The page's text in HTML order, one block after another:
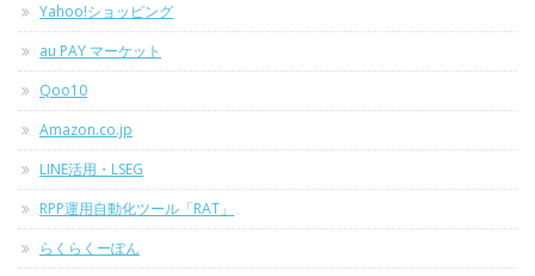
Yahoo!ショッピング
au PAY マーケット
Qoo10
Amazon.co.jp
LINE活用・LSEG
RPP運用自動化ツール「RAT」
らくらくーぽん